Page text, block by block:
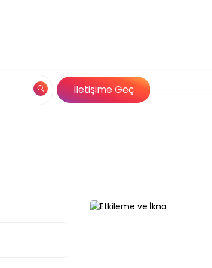
İletişime Geç